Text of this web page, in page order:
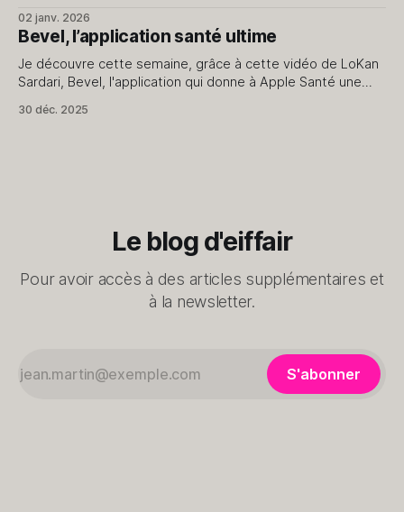
contenus pour le blog et le podcast. 2. J'avais prévu
2500km à vélo cette année, je n&
02 janv. 2026
Bevel, l’application santé ultime
Je découvre cette semaine, grâce à cette vidéo de LoKan
Sardari, Bevel, l'application qui donne à Apple Santé une
compris, exclusivement dédiée au monde Apple, elle utilise
30 déc. 2025
Le blog d'eiffair
Pour avoir accès à des articles supplémentaires et
à la newsletter.
S'abonner